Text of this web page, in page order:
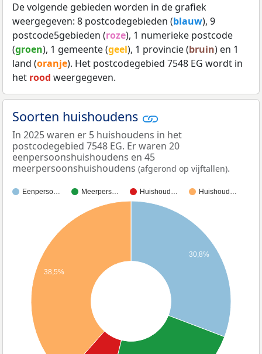
De volgende gebieden worden in de grafiek
weergegeven: 8 postcodegebieden (blauw), 9
postcode5gebieden (roze), 1 numerieke postcode
(groen), 1 gemeente (geel), 1 provincie (bruin) en 1
land (oranje). Het postcodegebied 7548 EG wordt in
het rood weergegeven.
Soorten huishoudens
In 2025 waren er 5 huishoudens in het
postcodegebied 7548 EG. Er waren 20
eenpersoonshuishoudens en 45
meerpersoonshuishoudens (afgerond op vijftallen).
Eenperso… Meerpers… Huishoud… Huishoud…
30,8%
38,5%